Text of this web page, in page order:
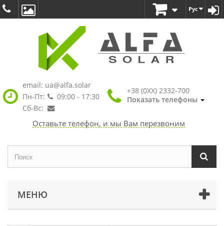
Рус
email: ua@alfa.solar
Пн-Пт:
09:00 - 17:30
Сб-Вс:
+38 (0XX) 2332-700
Показать телефоны
Оставьте телефон, и мы Вам перезвоним
МЕНЮ